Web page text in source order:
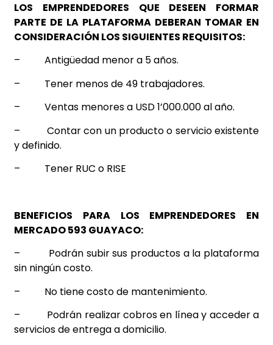
LOS EMPRENDEDORES QUE DESEEN FORMAR
PARTE DE LA PLATAFORMA DEBERAN TOMAR EN
CONSIDERACIÓN LOS SIGUIENTES REQUISITOS:
– Antigüedad menor a 5 años.
– Tener menos de 49 trabajadores.
– Ventas menores a USD 1’000.000 al año.
– Contar con un producto o servicio existente
y definido.
– Tener RUC o RISE
BENEFICIOS PARA LOS EMPRENDEDORES EN
MERCADO 593 GUAYACO:
– Podrán subir sus productos a la plataforma
sin ningún costo.
– No tiene costo de mantenimiento.
– Podrán realizar cobros en línea y acceder a
servicios de entrega a domicilio.